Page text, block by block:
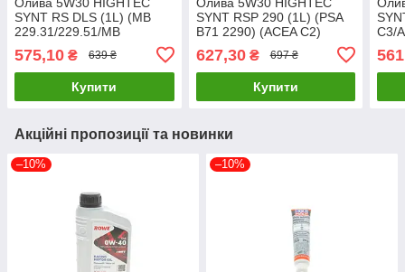
SYNT RS DLS (1L) (MB
229.31/229.51/MB
229.52/BMW LL-04) (ACEA
C2,C3/API 20118-0010-99
UA61
575,10 ₴ 639 ₴
Купити
SYNT RSP 290 (1L) (PSA
B71 2290) (ACEA C2)
UA61
627,30₴ 697 ₴
Купити
C3/
Акційні пропозиції та новинки
–10% –10%